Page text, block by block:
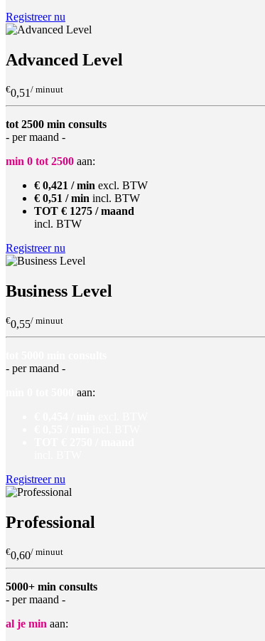
Registreer nu
Advanced Level
€0,51 / minuut
tot 2500 min consults
- per maand -
min 0 tot 2500 aan:
€ 0,421 / min excl. BTW
€ 0,51 / min incl. BTW
TOT € 1275 / maand
incl. BTW
Registreer nu
Business Level
€0,55/ minuut
- per maand -
aan:
Registreer nu
Professional
€0,60/ minuut
5000+ min consults
- per maand -
al je min aan: